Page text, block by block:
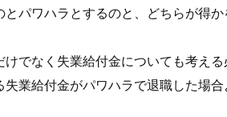
パワハラとするのと、どちらが得か
けでなく失業給付金についても考え
失業給付金がパワハラで退職した場